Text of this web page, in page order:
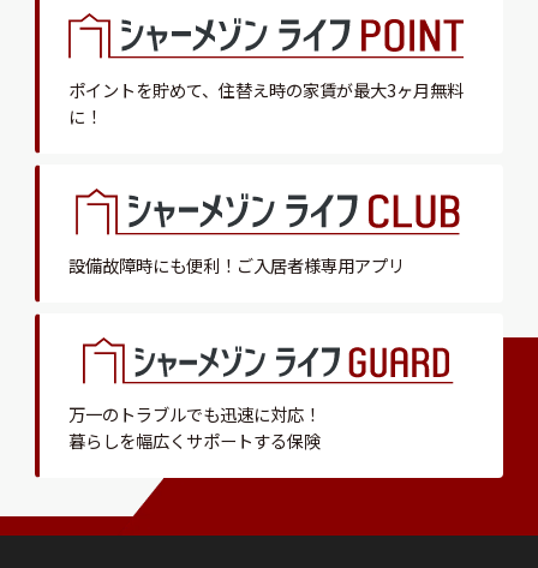
ポイントを貯めて、 住替え時の家賃が最大3ヶ月無料
に！
設備故障時にも便利！ ご入居者様専用アプリ
万一のトラブルでも迅速に対応！
暮らしを幅広くサポートする保険